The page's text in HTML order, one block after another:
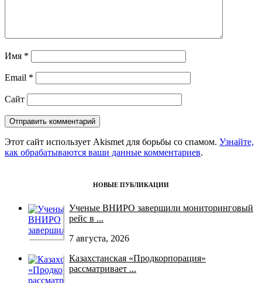
Имя *
Email *
Сайт
Этот сайт использует Akismet для борьбы со спамом. Узнайте,
как обрабатываются ваши данные комментариев.
НОВЫЕ ПУБЛИКАЦИИ
Ученые ВНИРО завершили мониторинговый
рейс в ...
7 августа, 2026
Казахстанская «Продкорпорация»
рассматривает ...